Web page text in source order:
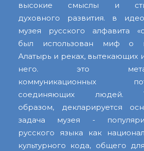
высокие смыслы и
духовного развития. в
музея русского алфавита
был использован миф о
Алатырь и реках, вытекающих
него. это
коммуникационных
соединяющих людей.
образом, декларируется
задача музея -
русского языка как
культурного кода, общего